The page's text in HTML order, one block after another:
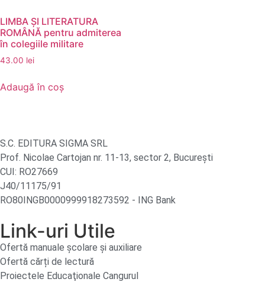
LIMBA ŞI LITERATURA
ROMÂNĂ pentru admiterea
în colegiile militare
43.00 lei
Adaugă în coș
S.C. EDITURA SIGMA SRL
Prof. Nicolae Cartojan nr. 11-13, sector 2, București
CUI: RO27669
J40/11175/91
RO80INGB0000999918273592 - ING Bank
Link-uri Utile
Ofertă manuale şcolare şi auxiliare
Ofertă cărți de lectură
Proiectele Educaţionale Cangurul